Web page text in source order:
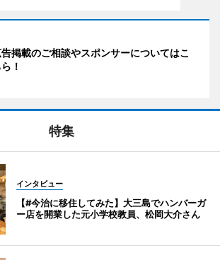
告掲載のご相談やスポンサーについてはこ
！
特集
インタビュー
【#今治に移住してみた】大三島でハンバーガ
ー店を開業した元小学校教員、松岡大介さん